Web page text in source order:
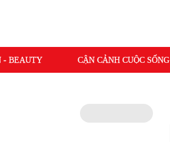
- BEAUTY CẬN CẢNH CUỘC SỐNG